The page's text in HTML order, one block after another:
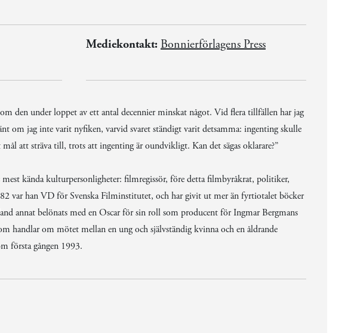
Mediekontakt: Bonnierförlagens Press
den under loppet av ett antal decennier minskat något. Vid flera tillfällen har jag
om jag inte varit nyfiken, varvid svaret ständigt varit detsamma: ingenting skulle
att sträva till, trots att ingenting är oundvikligt. Kan det sägas oklarare?”
kända kulturpersonligheter: filmregissör, före detta filmbyråkrat, politiker,
var han VD för Svenska Filminstitutet, och har givit ut mer än fyrtiotalet böcker
annat belönats med en Oscar för sin roll som producent för Ingmar Bergmans
handlar om mötet mellan en ung och självständig kvinna och en åldrande
första gången 1993.